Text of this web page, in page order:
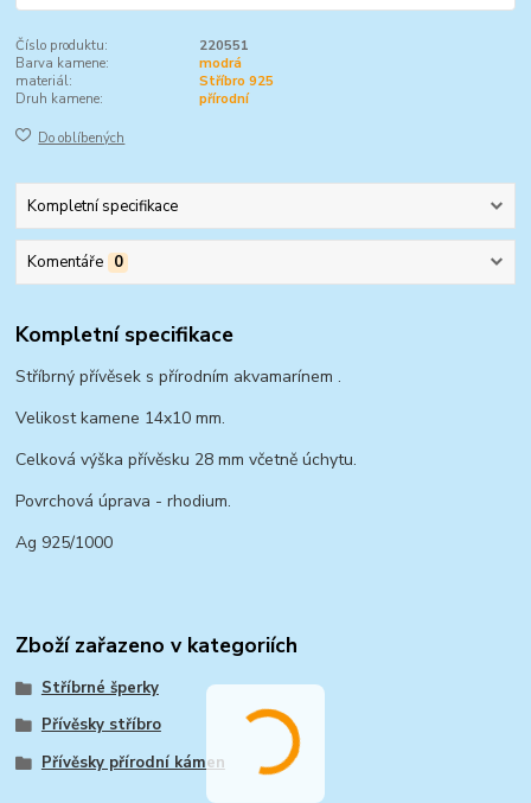
Číslo produktu:
220551
Barva kamene:
modrá
materiál:
Stříbro 925
Druh kamene:
přírodní
Do oblíbených
Kompletní specifikace
Komentáře 0
Kompletní specifikace
Stříbrný přívěsek s přírodním akvamarínem .
Velikost kamene 14x10 mm.
Celková výška přívěsku 28 mm včetně úchytu.
Povrchová úprava - rhodium.
Ag 925/1000
Zboží zařazeno v kategoriích
Stříbrné šperky
Přívěsky stříbro
Přívěsky přírodní kámen